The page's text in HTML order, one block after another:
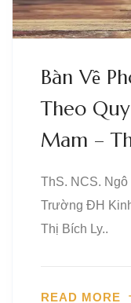
Bàn Về
Theo
Mam –
ThS. NCS.
Trường ĐH
Thị Bích Ly..
READ MORE